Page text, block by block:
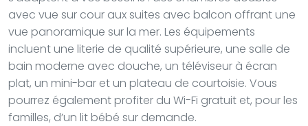
avec vue sur cour aux suites avec balcon offrant une
vue panoramique sur la mer. Les équipements
incluent une literie de qualité supérieure, une salle de
bain moderne avec douche, un téléviseur à écran
plat, un mini-bar et un plateau de courtoisie. Vous
pourrez également profiter du Wi-Fi gratuit et, pour les
familles, d’un lit bébé sur demande.